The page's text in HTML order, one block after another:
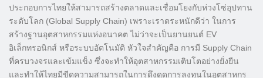
ประกอบการไทยให้สามารถสร้างตลาดและเชื่อมโยงกับห่วงโซ่อุปทาน
ระดับโลก (Global Supply Chain) เพราะเราตระหนักดีว่า ในการ
สร้างฐานอุตสาหกรรมแห่งอนาคต ไม่ว่าจะเป็นยานยนต์ EV
อิเล็กทรอนิกส์ หรือระบบอัตโนมัติ หัวใจสำคัญคือ การมี Supply Chain
ที่ครบวงจรและเข้มแข็ง ซึ่งจะทำให้อุตสาหกรรมเติบโตอย่างยั่งยืน
และทำให้ไทยมีขีดความสามารถในการดึงดูดการลงทุนในอุตสาหกร